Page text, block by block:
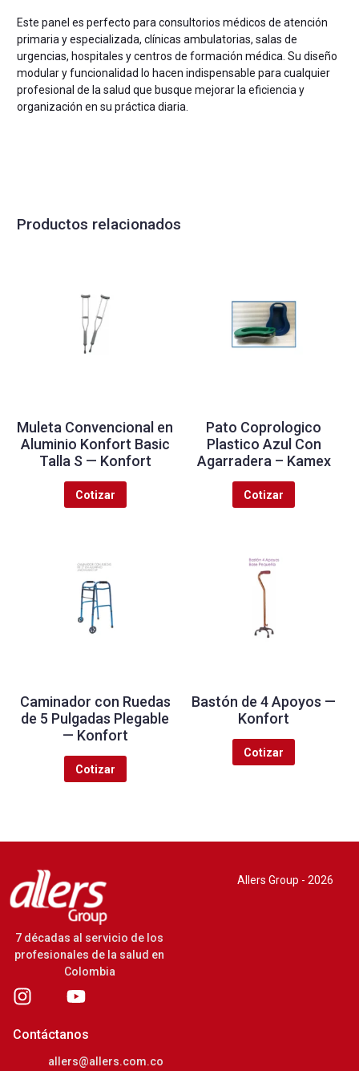
Este panel es perfecto para consultorios médicos de atención
primaria y especializada, clínicas ambulatorias, salas de
urgencias, hospitales y centros de formación médica. Su diseño
modular y funcionalidad lo hacen indispensable para cualquier
profesional de la salud que busque mejorar la eficiencia y
organización en su práctica diaria.
Productos relacionados
Muleta Convencional en
Aluminio Konfort Basic
Talla S — Konfort
Cotizar
Pato Coprologico
Plastico Azul Con
Agarradera – Kamex
Cotizar
Caminador con Ruedas
de 5 Pulgadas Plegable
— Konfort
Cotizar
Bastón de 4 Apoyos —
Konfort
Cotizar
7 décadas al servicio de los
profesionales de la salud en
Colombia
Contáctanos
allers@allers.com.co
Allers Group - 2026